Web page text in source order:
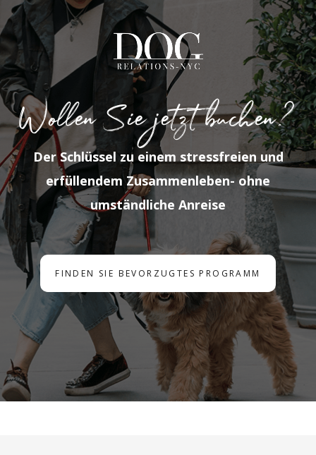
Wollen Sie jetzt buchen?
Der Schlüssel zu einem stressfreien und
erfüllendem Zusammenleben- ohne
umständliche Anreise
FINDEN SIE BEVORZUGTES PROGRAMM